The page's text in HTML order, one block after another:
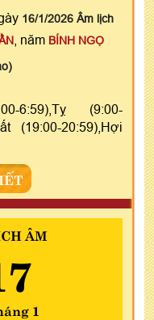
16/1/2026 Âm lịch
, năm BÍNH NGỌ
6:59),Tỵ (9:00-
(19:00-20:59),Hợi
ÂM
1